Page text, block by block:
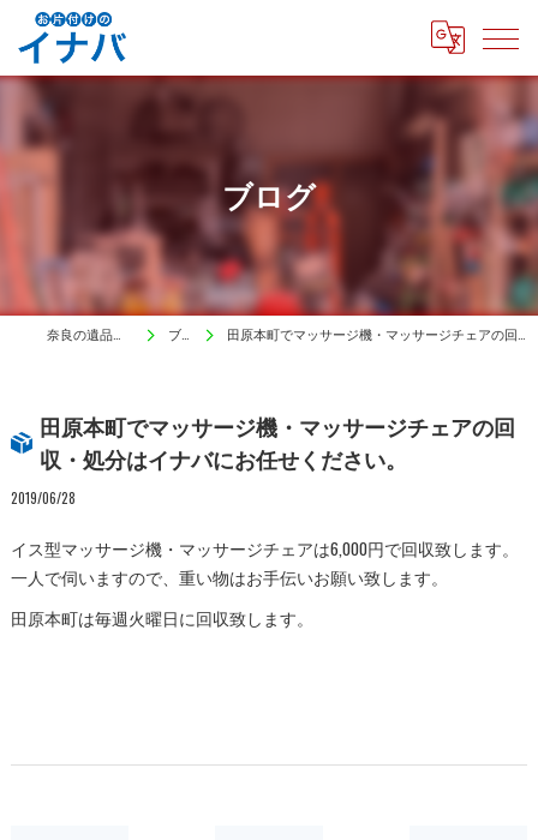
ブログ
奈良の遺品整理はイナバ ブログ 田原本町でマッサージ機・マッサージチェアの回収・処分はイナバにお任せください。
田原本町でマッサージ機・マッサージチェアの回
収・処分はイナバにお任せください。
2019/06/28
イス型マッサージ機・マッサージチェアは6,000円で回収致します。
一人で伺いますので、重い物はお手伝いお願い致します。
田原本町は毎週火曜日に回収致します。